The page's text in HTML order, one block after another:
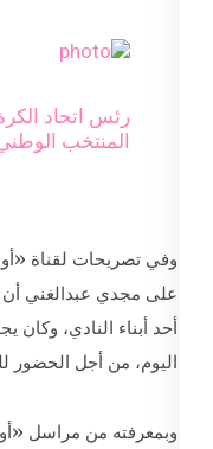
رئس اتحاد
المنتخب
وفي تصريحات لقناة
على مجدي عبدالغني أن
أحد أبناء النادي،
اليوم، من أجل الحضور
وبمعرفته من مراسل